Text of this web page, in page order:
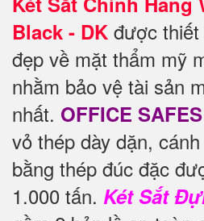
Black - DK được
đẹp về mặt thẩm mỹ
nhằm bảo vệ tài sản
nhất. OFFICE SAFES
vỏ thép dày dặn,
bằng thép đúc đặc
1.000 tấn. Két Sắt